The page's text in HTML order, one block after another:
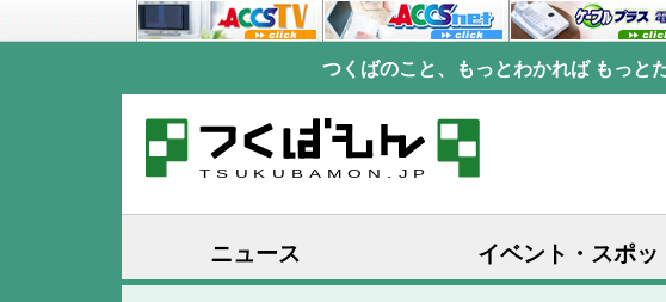
つくばのこと、もっとわかれば もっと
ニュース イベント・スポッ